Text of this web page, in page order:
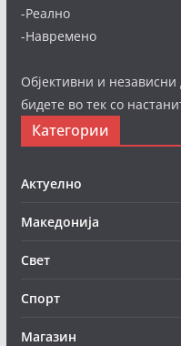
-Реално
-Навремено
Објективни и
бидете во тек со
Категории
Актуелно
Македонија
Свет
Спорт
Магазин